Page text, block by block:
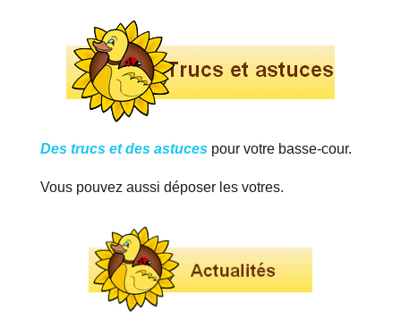
Des trucs et des astucespour votre basse-cour.
Vous pouvez aussi déposer les votres.